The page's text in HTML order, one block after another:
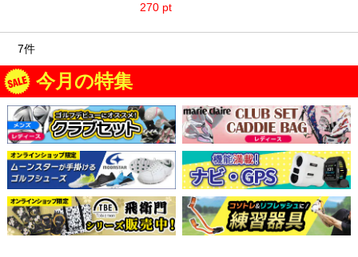
270 pt
7件
今月の特集